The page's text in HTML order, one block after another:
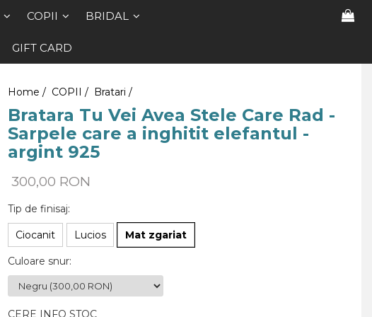
COPII BRIDAL
GIFT CARD
Home / COPII / Bratari /
Bratara Tu Vei Avea Stele Care Rad -
Sarpele care a inghitit elefantul -
argint 925
300,00 RON
Tip de finisaj:
Ciocanit Lucios Mat zgariat
Culoare snur:
CERE INFO STOC